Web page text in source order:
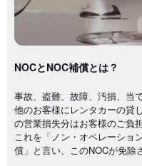
NOCとNOC補償とは？
事故、盗難、故障、汚損、当
他のお客様にレンタカーの貸
の営業損失分はお客様のご負
これを「ノン・オペレーショ
償」と言い、このNOCが免除